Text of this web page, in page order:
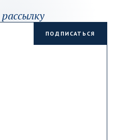
рассылку
ПОДПИСАТЬСЯ